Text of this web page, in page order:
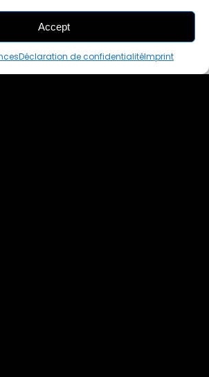
Accept
Déclaration de confidentialitéImprint
THIS PAIR IS
ALREADY SOLD OUT